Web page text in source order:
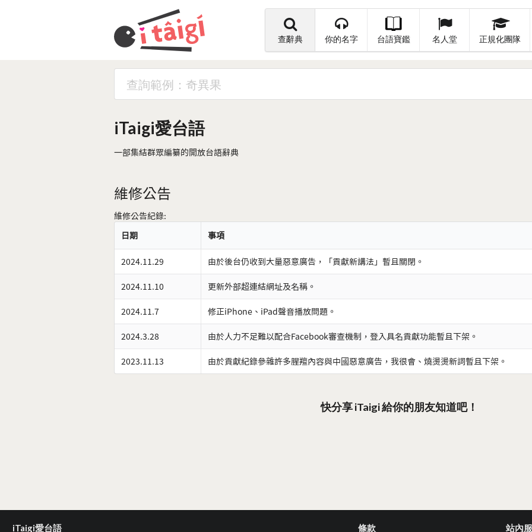
查辭典 你的名字 台語寶鑑 名人堂 正規化團隊
iTaigi愛台語
一部集結群眾編纂的開放台語辭典
維修公告
維修公告紀錄:
日期
事項
2024.11.29 由於後台仍收到大量惡意廣告，「貢獻新講法」暫且關閉。
2024.11.10 更新外部超連結網址及名稱。
2024.11.7 修正iPhone、iPad聲音播放問題。
2024.3.28 由於人力不足難以配合Facebook審查機制，登入具名貢獻功能暫且下架。
2023.11.13 由於貢獻紀錄參雜許多腥羶內容與中國惡意廣告，我很會、燒燙燙新詞暫且下架。
快分享 iTaigi 給你的朋友知道吧！
iTaigi愛台語 條款 站內